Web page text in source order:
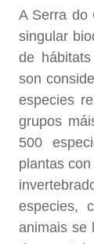
A Serra do
singular
de
son
especies
grupos
500
plantas
especies,
animais se